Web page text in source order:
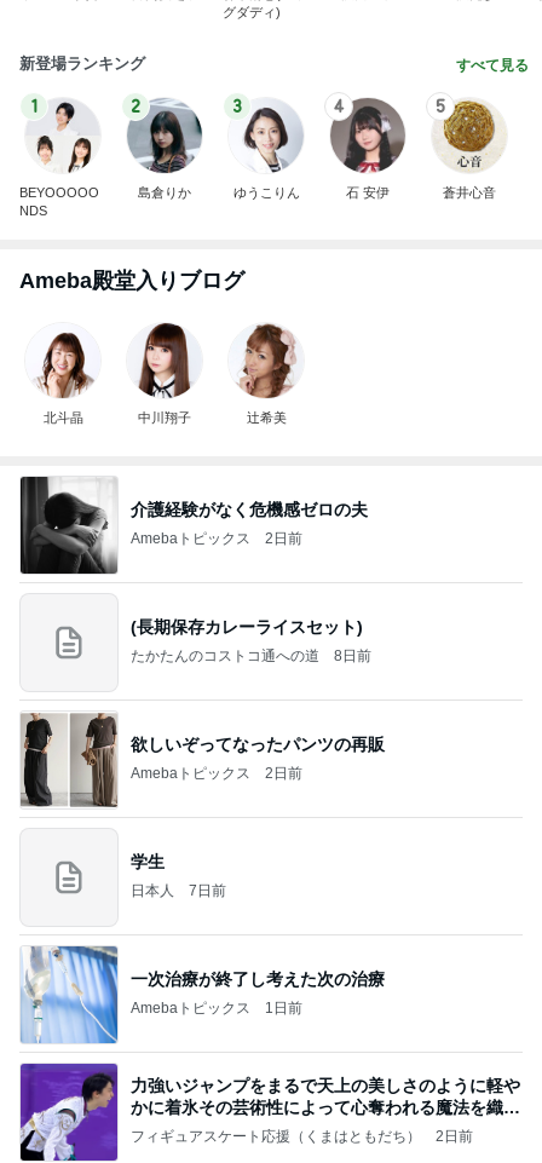
グダディ)
新登場ランキング すべて見る
1
BEYOOOOO
NDS
2
島倉りか
3
ゆうこりん
4
石 安伊
5
蒼井心音
Ameba殿堂入りブログ
北斗晶 中川翔子 辻希美
介護経験がなく危機感ゼロの夫
Amebaトピックス 2日前
(長期保存カレーライスセット)
たかたんのコストコ通への道 8日前
欲しいぞってなったパンツの再販
Amebaトピックス 2日前
学生
日本人 7日前
一次治療が終了し考えた次の治療
Amebaトピックス 1日前
力強いジャンプをまるで天上の美しさのように軽や
かに着氷その芸術性によって心奪われる魔法を織り
なす
フィギュアスケート応援（くまはともだち） 2日前